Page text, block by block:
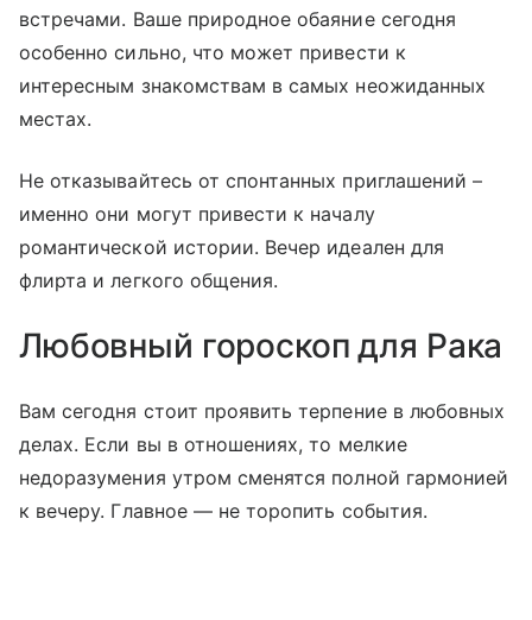
встречами. Ваше природное обаяние сегодня
особенно сильно, что может привести к
интересным знакомствам в самых неожиданных
местах.
Не отказывайтесь от спонтанных приглашений –
именно они могут привести к началу
романтической истории. Вечер идеален для
флирта и легкого общения.
Любовный гороскоп для Рака
Вам сегодня стоит проявить терпение в любовных
делах. Если вы в отношениях, то мелкие
недоразумения утром сменятся полной гармонией
к вечеру. Главное — не торопить события.